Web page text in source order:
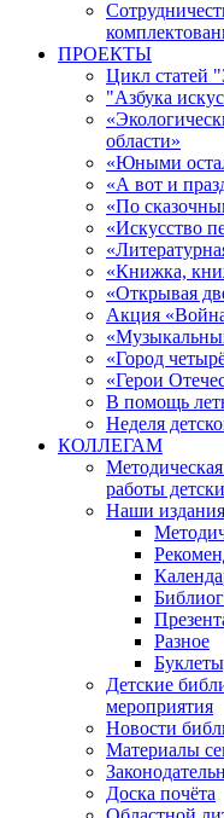
ПРОЕКТЫ
Цикл статей
"Азбука
области»
«Юными
«А вот и
«По
«Искусство
«Книжка,
«Открывая
Акция
«Город
«Герои
В помощь
Неделя
КОЛЛЕГАМ
работы
Наши издания
Разное
Детские
мероприятия
Новости
Материалы
Доска почёта